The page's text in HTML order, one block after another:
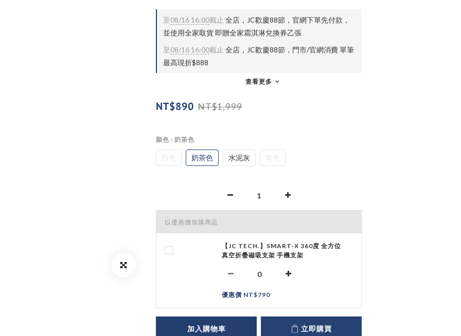
至08/16 16:00截止 全店，JC歡慶88節，官網下單先付款，
並使用全家取貨 即贈全家霜淇淋兌換券乙張
至08/16 16:00截止 全店，JC歡慶88節，門市/官網消費 單筆
最高現折$888
查看更多
NT$890 NT$1,999
顏色 : 奶茶色
白色 奶茶色 水泥灰 紫色
以優惠價加購商品
【JC TECH.】SMART-X 360度 全方位
真空折疊磁吸支架 手機支架
優惠價 NT$790
加入購物車 立即購買